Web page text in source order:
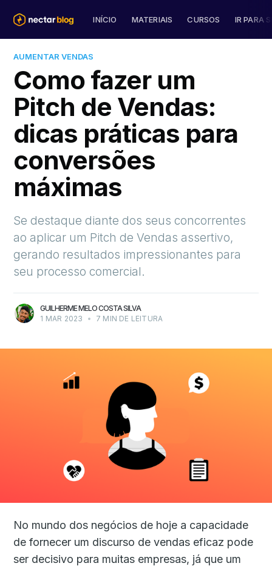
INÍCIO MATERIAIS CURSOS IR PARA
AUMENTAR VENDAS
Como fazer um
Pitch de Vendas:
dicas práticas para
conversões
máximas
Se destaque diante dos seus concorrentes
ao aplicar um Pitch de Vendas assertivo,
gerando resultados impressionantes para
seu processo comercial.
GUILHERME MELO COSTA SILVA
1 MAR 2023
• 7 MIN DE LEITURA
No mundo dos negócios de hoje a capacidade
de fornecer um discurso de vendas eficaz pode
ser decisivo para muitas empresas, já que um